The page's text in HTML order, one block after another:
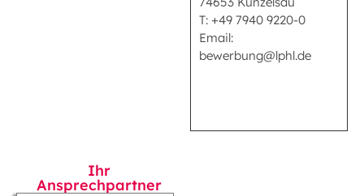
T: +49 7940 9220-0
Email:
bewerbung@lphl.de
Ihr
Ansprechpartner